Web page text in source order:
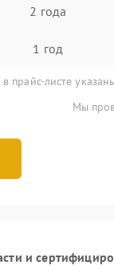
2 года
1 год
прайс-листе
Мы
и